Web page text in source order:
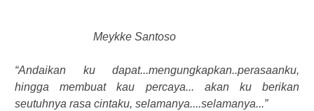
Meykke Santoso
“Andaikan ku dapat...mengungkapkan..perasaanku,
hingga membuat kau percaya... akan ku berikan
seutuhnya rasa cintaku, selamanya....selamanya...”